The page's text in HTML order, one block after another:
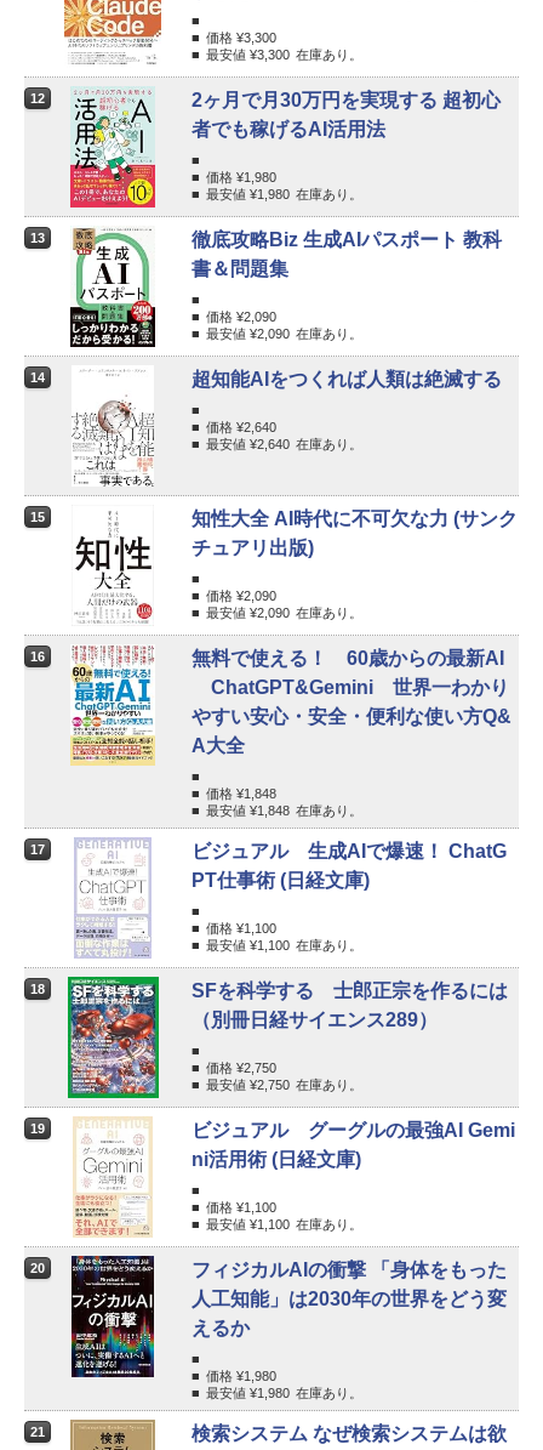
価格 ¥3,300
最安値 ¥3,300 在庫あり。
12
2ヶ月で月30万円を実現する 超初心
者でも稼げるAI活用法
価格 ¥1,980
最安値 ¥1,980 在庫あり。
13
徹底攻略Biz 生成AIパスポート 教科
書＆問題集
価格 ¥2,090
最安値 ¥2,090 在庫あり。
14 超知能AIをつくれば人類は絶滅する
価格 ¥2,640
最安値 ¥2,640 在庫あり。
15
知性大全 AI時代に不可欠な力 (サンク
チュアリ出版)
価格 ¥2,090
最安値 ¥2,090 在庫あり。
16
無料で使える！ 60歳からの最新AI
ChatGPT&Gemini 世界一わかり
やすい安心・安全・便利な使い方Q&
A大全
価格 ¥1,848
最安値 ¥1,848 在庫あり。
17
ビジュアル 生成AIで爆速！ ChatG
PT仕事術 (日経文庫)
価格 ¥1,100
最安値 ¥1,100 在庫あり。
18
SFを科学する 士郎正宗を作るには
（別冊日経サイエンス289）
価格 ¥2,750
最安値 ¥2,750 在庫あり。
19
ビジュアル グーグルの最強AI Gemi
ni活用術 (日経文庫)
価格 ¥1,100
最安値 ¥1,100 在庫あり。
20
フィジカルAIの衝撃 「身体をもった
人工知能」は2030年の世界をどう変
えるか
価格 ¥1,980
最安値 ¥1,980 在庫あり。
21 検索システム なぜ検索システムは欲